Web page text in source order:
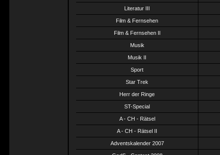
Literatur III
Film & Fernsehen
Film & Fernsehen II
Musik
Musik II
Sport
Star Trek
Herr der Ringe
ST-Special
A - CH - Rätsel
A - CH - Rätsel II
Adventskalender 2007